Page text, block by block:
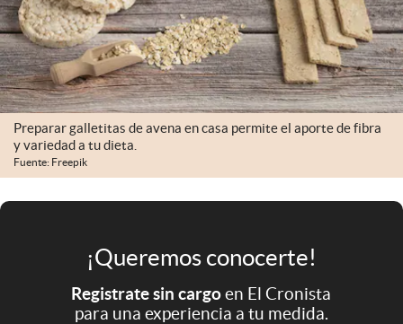
Eventos Corporativos
El Cronista Studio
Mediakit
abre en nueva pestaña
Argentina
Preparar galletitas de avena en casa permite el aporte de fibra
y variedad a tu dieta.
Fuente: Freepik
¡Queremos conocerte!
Registrate sin cargoen El Cronista
para una experiencia a tu medida.